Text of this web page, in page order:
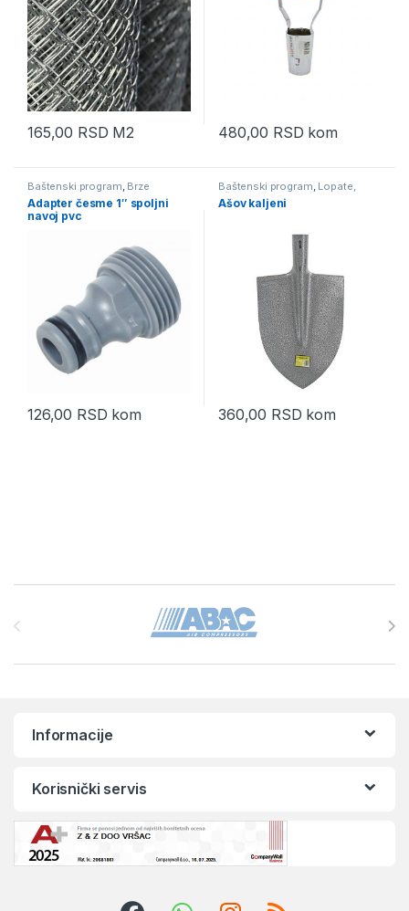
165,00 RSD M2 480,00 RSD kom
Baštenski program, Brze
spojnice, prskalice, mlaznice i
dodaci za baštenska creva
Adapter česme 1″ spoljni
navoj pvc
126,00 RSD kom
Baštenski program, Lopate,
ašovi, motike, grablje, budaci
Ašov kaljeni
360,00 RSD kom
Brands Carousel
Informacije
Korisnički servis